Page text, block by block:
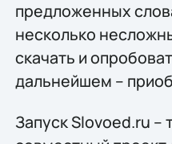
предложенных
несколько
скачать и
дальнейшем –
Запуск Slovoed.ru –